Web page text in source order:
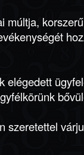
múltja,
elégedett
szeretettel